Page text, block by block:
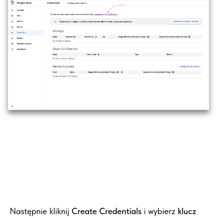
Następnie kliknij Create Credentials i wybierz klucz